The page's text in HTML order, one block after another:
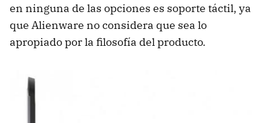
en ninguna de las opciones es soporte táctil, ya
que Alienware no considera que sea lo
apropiado por la filosofía del producto.